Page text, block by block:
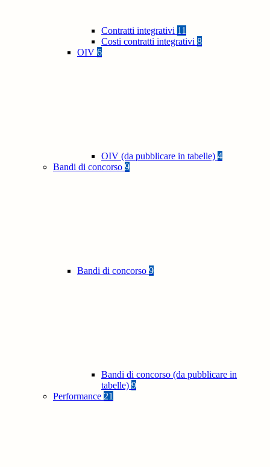
Contratti integrativi 11
Costi contratti integrativi 8
OIV 6
OIV (da pubblicare in tabelle) 4
Bandi di concorso 9
Bandi di concorso 9
Bandi di concorso (da pubblicare in
tabelle) 9
Performance 21